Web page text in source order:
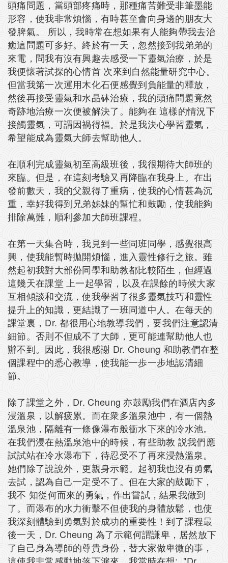
頭痛問題，當頭部疼痛時，那種痛苦難受非筆墨能
形容，使我非常煩惱，有時甚至會向身邊的朋友大
發脾氣。 所以，我時常在想如果有人能夠帶我去治
癒這問題可多好。終於有一天，忽然接到我弟弟的
來電，問我有沒有興趣去感受一下靈氣治療，於是
我便懷著試探的心情首 次來到自然能量研究中心。
但當我第一次運用木化石便感覺到負能量的釋放，
然後再接受靈氣和水晶砵治療，我的頭痛問題竟然
奇跡地治療一次便被解決了。能夠在 這樣的情況下
接觸靈氣，可謂因禍得福。於是我決心學習靈氣，
希望能成為靈氣大師去幫助他人。
在順利完成靈氣初至高級班後，我很期待大師班的
來臨。但是，在這刻考驗又再降臨在我身上。在出
發前數天，我的父親得了重病，使我的心情甚為沉
重，幸好我得到兄弟姊妹的幫忙和鼓勵，使我能夠
排除萬難，順利參加大師班課程。
在第一天集合時，我見到一些同班同學，感覺很高
興，使我能暫時拋開煩惱，進入靈性修行之旅。雖
然起初我對大部份同學和助教都比較陌生，但經過
這幾天在課堂 上一起學習，以及在課餘的時候大家
互相傾談和交流，使我學習了很多靈氣技巧和靈性
提升上的知識，更結識了一班同道中人。在每天的
課堂裏，Dr. 都很用心地教導我們，要我們注意認清
細節。否則不但成不了大師，更可能連幫助他人也
辦不到。因此，我很感謝 Dr. Cheung 和助教們在整
個課程中的悉心教導，使我能一歩一步地認清細
節。
除了課堂之外，Dr. Cheung 亦鼓勵我們在酒店內多
浸溫泉，以解疲累。而在衆多溫泉池中，有一個熱
溫泉池，隔離有一條像瀑布般衝水下來的冷水池。
在我們浸在熱溫泉池中的時候，有些助教 説我們應
試試站在冷水瀑布下，待忍受不了再來浸熱溫泉。
她們除了說說外，更親身示範。起初我也沒有勇氣
去試，認為自己一定受不了。但在大家的鼓勵下，
我不 知從何而來的勇氣，作出嘗試，結果我做到
了。而瀑布的水力衝擊不但使我的身體放鬆，也使
我深刻體驗到勇氣對於成功的重要性！到了課程最
後一天，Dr. Cheung 為了示範何謂謙卑，居然放下
了自己身為導師的尊貴身份，替大家做卑微的事，
這使我非常感動地落下淚來。我當時在想: "Dr.